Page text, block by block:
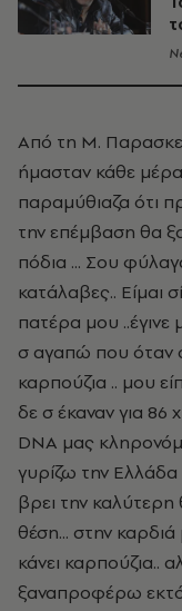
Από τη Μ.
ήμασταν κάθε μέρα
παραμύθιαζα ότι
την επέμβαση θα
πόδια ... Σου
κατάλαβες.. Είμαι
πατέρα μου
σ αγαπώ που όταν
καρπούζια .. μου
δε σ έκαναν για 86
DNA μας
γυρίζω την
βρει την καλύτερη
θέση... στην
κάνει καρπούζια..
ξαναπροφέρω